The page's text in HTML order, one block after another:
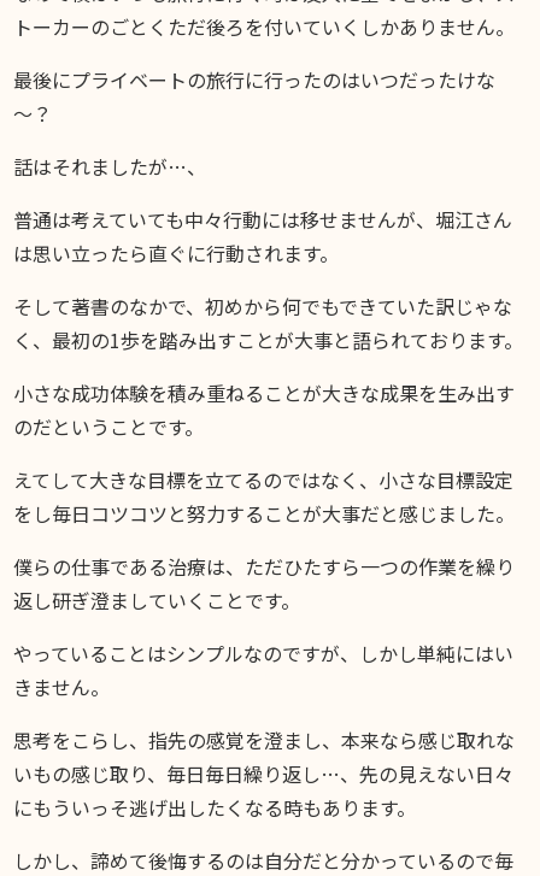
トーカーのごとくただ後ろを付いていくしかありません。
最後にプライベートの旅行に行ったのはいつだったけな
～？
話はそれましたが…、
普通は考えていても中々行動には移せませんが、堀江さん
は思い立ったら直ぐに行動されます。
そして著書のなかで、初めから何でもできていた訳じゃな
く、最初の1歩を踏み出すことが大事と語られております。
小さな成功体験を積み重ねることが大きな成果を生み出す
のだということです。
えてして大きな目標を立てるのではなく、小さな目標設定
をし毎日コツコツと努力することが大事だと感じました。
僕らの仕事である治療は、ただひたすら一つの作業を繰り
返し研ぎ澄ましていくことです。
やっていることはシンプルなのですが、しかし単純にはい
きません。
思考をこらし、指先の感覚を澄まし、本来なら感じ取れな
いもの感じ取り、毎日毎日繰り返し…、先の見えない日々
にもういっそ逃げ出したくなる時もあります。
しかし、諦めて後悔するのは自分だと分かっているので毎